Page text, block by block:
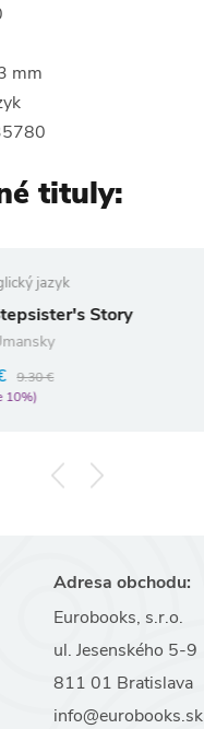
mm
tituly:
Adresa obchodu:
Eurobooks, s.r.o.
ul. Jesenského 5-9
811 01 Bratislava
info@eurobooks.sk